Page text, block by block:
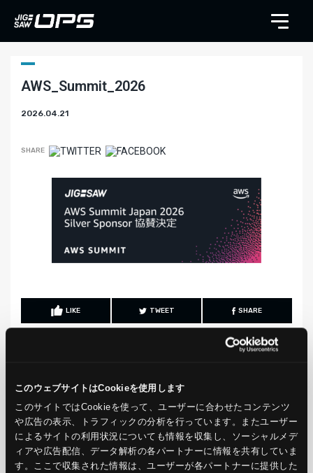
このウェブサイトはCookieを使用します
このサイトではCookieを使って、ユーザーに合わせたコンテンツ
や広告の表示、トラフィックの分析を行っています。またユーザー
によるサイトの利用状況についても情報を収集し、ソーシャルメデ
ィアや広告配信、データ解析の各パートナーに情報を共有していま
す。ここで収集された情報は、ユーザーが各パートナーに提供した
AWS_Summit_2026
2026.04.21
SHARE
LIKE TWEET SHARE
PREV
BACK TO LIST